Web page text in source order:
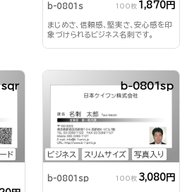
b-0801s 100枚 1,870円
まじめさ、信頼感、堅実さ、安心感を印
象づけられるビジネス名刺です。
ド ビジネス スリムサイズ 写真入り
b-0801sp
b-0801sp 100枚 3,080円